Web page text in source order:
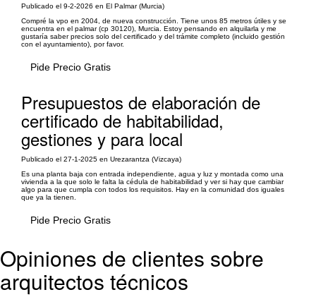
Publicado el 9-2-2026 en El Palmar (Murcia)
Compré la vpo en 2004, de nueva construcción. Tiene unos 85 metros útiles y se
encuentra en el palmar (cp 30120), Murcia. Estoy pensando en alquilarla y me
gustaría saber precios solo del certificado y del trámite completo (incluido gestión
con el ayuntamiento), por favor.
Pide Precio Gratis
Presupuestos de elaboración de
certificado de habitabilidad,
gestiones y para local
Publicado el 27-1-2025 en Urezarantza (Vizcaya)
Es una planta baja con entrada independiente, agua y luz y montada como una
vivienda a la que solo le falta la cédula de habitabilidad y ver si hay que cambiar
algo para que cumpla con todos los requisitos. Hay en la comunidad dos iguales
que ya la tienen.
Pide Precio Gratis
Opiniones de clientes sobre
arquitectos técnicos